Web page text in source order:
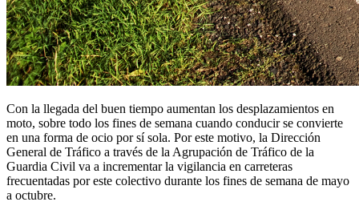
Con la llegada del buen tiempo aumentan los desplazamientos en
moto, sobre todo los fines de semana cuando conducir se convierte
en una forma de ocio por sí sola. Por este motivo, la Dirección
General de Tráfico a través de la Agrupación de Tráfico de la
Guardia Civil va a incrementar la vigilancia en carreteras
frecuentadas por este colectivo durante los fines de semana de mayo
a octubre.